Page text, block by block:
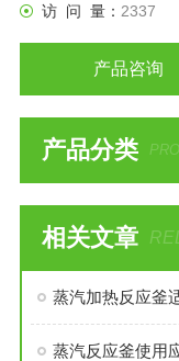
访 问 量： 2337
产品咨询
产品分类
相关文章
蒸汽加热反应釜
蒸汽反应釜使用